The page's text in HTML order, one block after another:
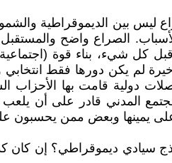
بين الديموقراطية
الصراع واضح
كل شيء، بناء قوة
لم يكن دورها فقط
دولية قامت بها الأحزاب
المدني قادر على أن
على يمينها وبعض ممن يحسبون
سيادي ديموقراطي؟ إن كان